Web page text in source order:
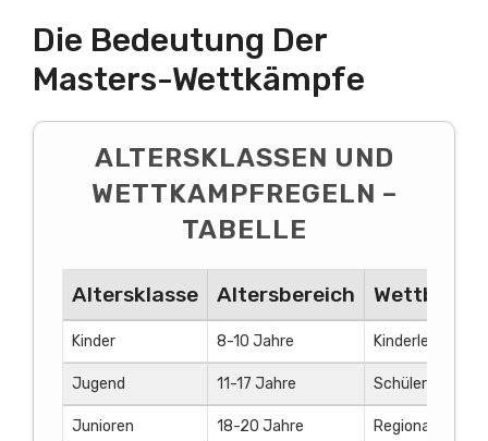
Die Bedeutung Der
Masters-Wettkämpfe
ALTERSKLASSEN UND
WETTKAMPFREGELN –
TABELLE
Altersklasse Altersbereich
Kinder 8-10 Jahre
Jugend 11-17 Jahre
Junioren 18-20 Jahre Regionale und